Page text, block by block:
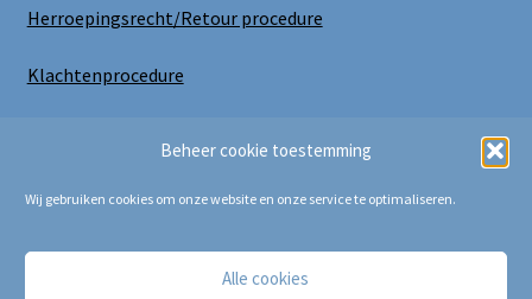
Beheer cookie toestemming
Wij gebruiken cookies om onze website en onze service te optimaliseren.
Alle cookies
Herroepingsrecht/Retour procedure
Klachtenprocedure